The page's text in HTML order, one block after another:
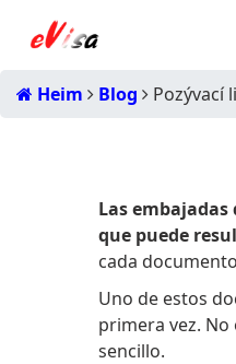
Heim Blog Pozývací
Las
que puede
cada
Uno de estos
primera vez.
sencillo.